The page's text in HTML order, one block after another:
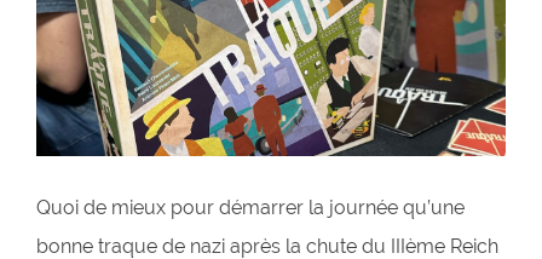
Quoi de mieux pour démarrer la journée qu’une
bonne traque de nazi après la chute du IIIème Reich